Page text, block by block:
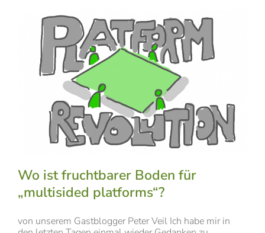
Wo ist fruchtbarer Boden für
„multisided platforms“?
von unserem Gastblogger Peter Veil Ich habe mir in